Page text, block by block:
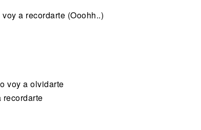
a recordarte (Ooohh..)
voy a olvidarte
recordarte